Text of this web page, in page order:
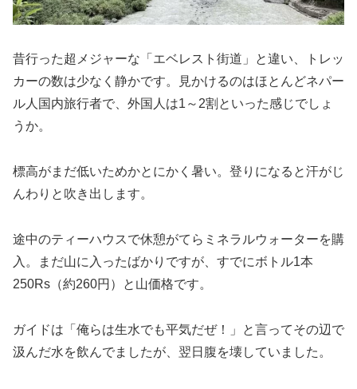
昔行った超メジャーな「エベレスト街道」と違い、トレッ
カーの数は少なく静かです。見かけるのはほとんどネパー
ル人国内旅行者で、外国人は1～2割といった感じでしょ
うか。
標高がまだ低いためかとにかく暑い。登りになると汗がじ
んわりと吹き出します。
途中のティーハウスで休憩がてらミネラルウォーターを購
入。まだ山に入ったばかりですが、すでにボトル1本
250Rs（約260円）と山価格です。
ガイドは「俺らは生水でも平気だぜ！」と言ってその辺で
汲んだ水を飲んでましたが、翌日腹を壊していました。